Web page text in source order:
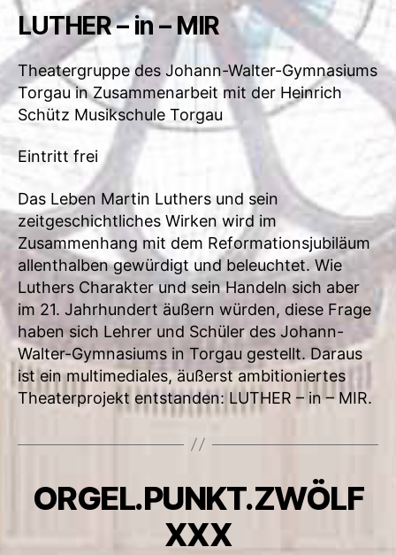
LUTHER – in – MIR
Theatergruppe des Johann-Walter-Gymnasiums
Torgau in Zusammenarbeit mit der Heinrich
Schütz Musikschule Torgau
Eintritt frei
Das Leben Martin Luthers und sein
zeitgeschichtliches Wirken wird im
Zusammenhang mit dem Reformationsjubiläum
allenthalben gewürdigt und beleuchtet. Wie
Luthers Charakter und sein Handeln sich aber
im 21. Jahrhundert äußern würden, diese Frage
haben sich Lehrer und Schüler des Johann-
Walter-Gymnasiums in Torgau gestellt. Daraus
ist ein multimediales, äußerst ambitioniertes
Theaterprojekt entstanden: LUTHER – in – MIR.
ORGEL.PUNKT.ZWÖLF
XXX